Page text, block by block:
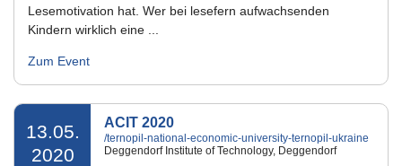
Lesemotivation hat. Wer bei lesefern aufwachsenden
Kindern wirklich eine ...
Zum Event
13.05.
2020
ACIT 2020
/ternopil-national-economic-university-ternopil-ukraine
Deggendorf Institute of Technology, Deggendorf